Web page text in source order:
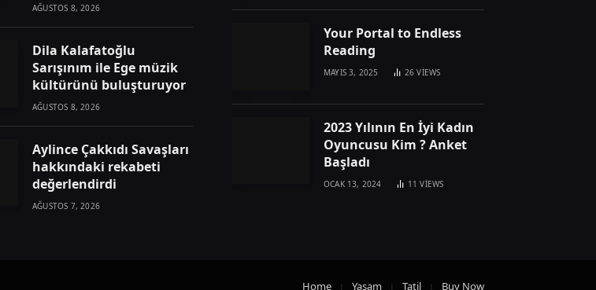
AĞUSTOS 8, 2026
Dila Kalafatoğlu
Sarışınım ile Ege müzik
kültürünü buluşturuyor
AĞUSTOS 8, 2026
Aylince Çakkıdı Savaşları
hakkındaki rekabeti
değerlendirdi
AĞUSTOS 7, 2026
Your Portal to Endless
Reading
MAYIS 3, 2025 26VIEWS
2023 Yılının En İyi Kadın
Oyuncusu Kim ? Anket
Başladı
OCAK 13, 2024 11VIEWS
Home Yaşam Tatil Buy Now